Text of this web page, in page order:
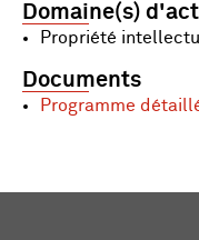
Domaine(s)
Propriété
Documents
Programme